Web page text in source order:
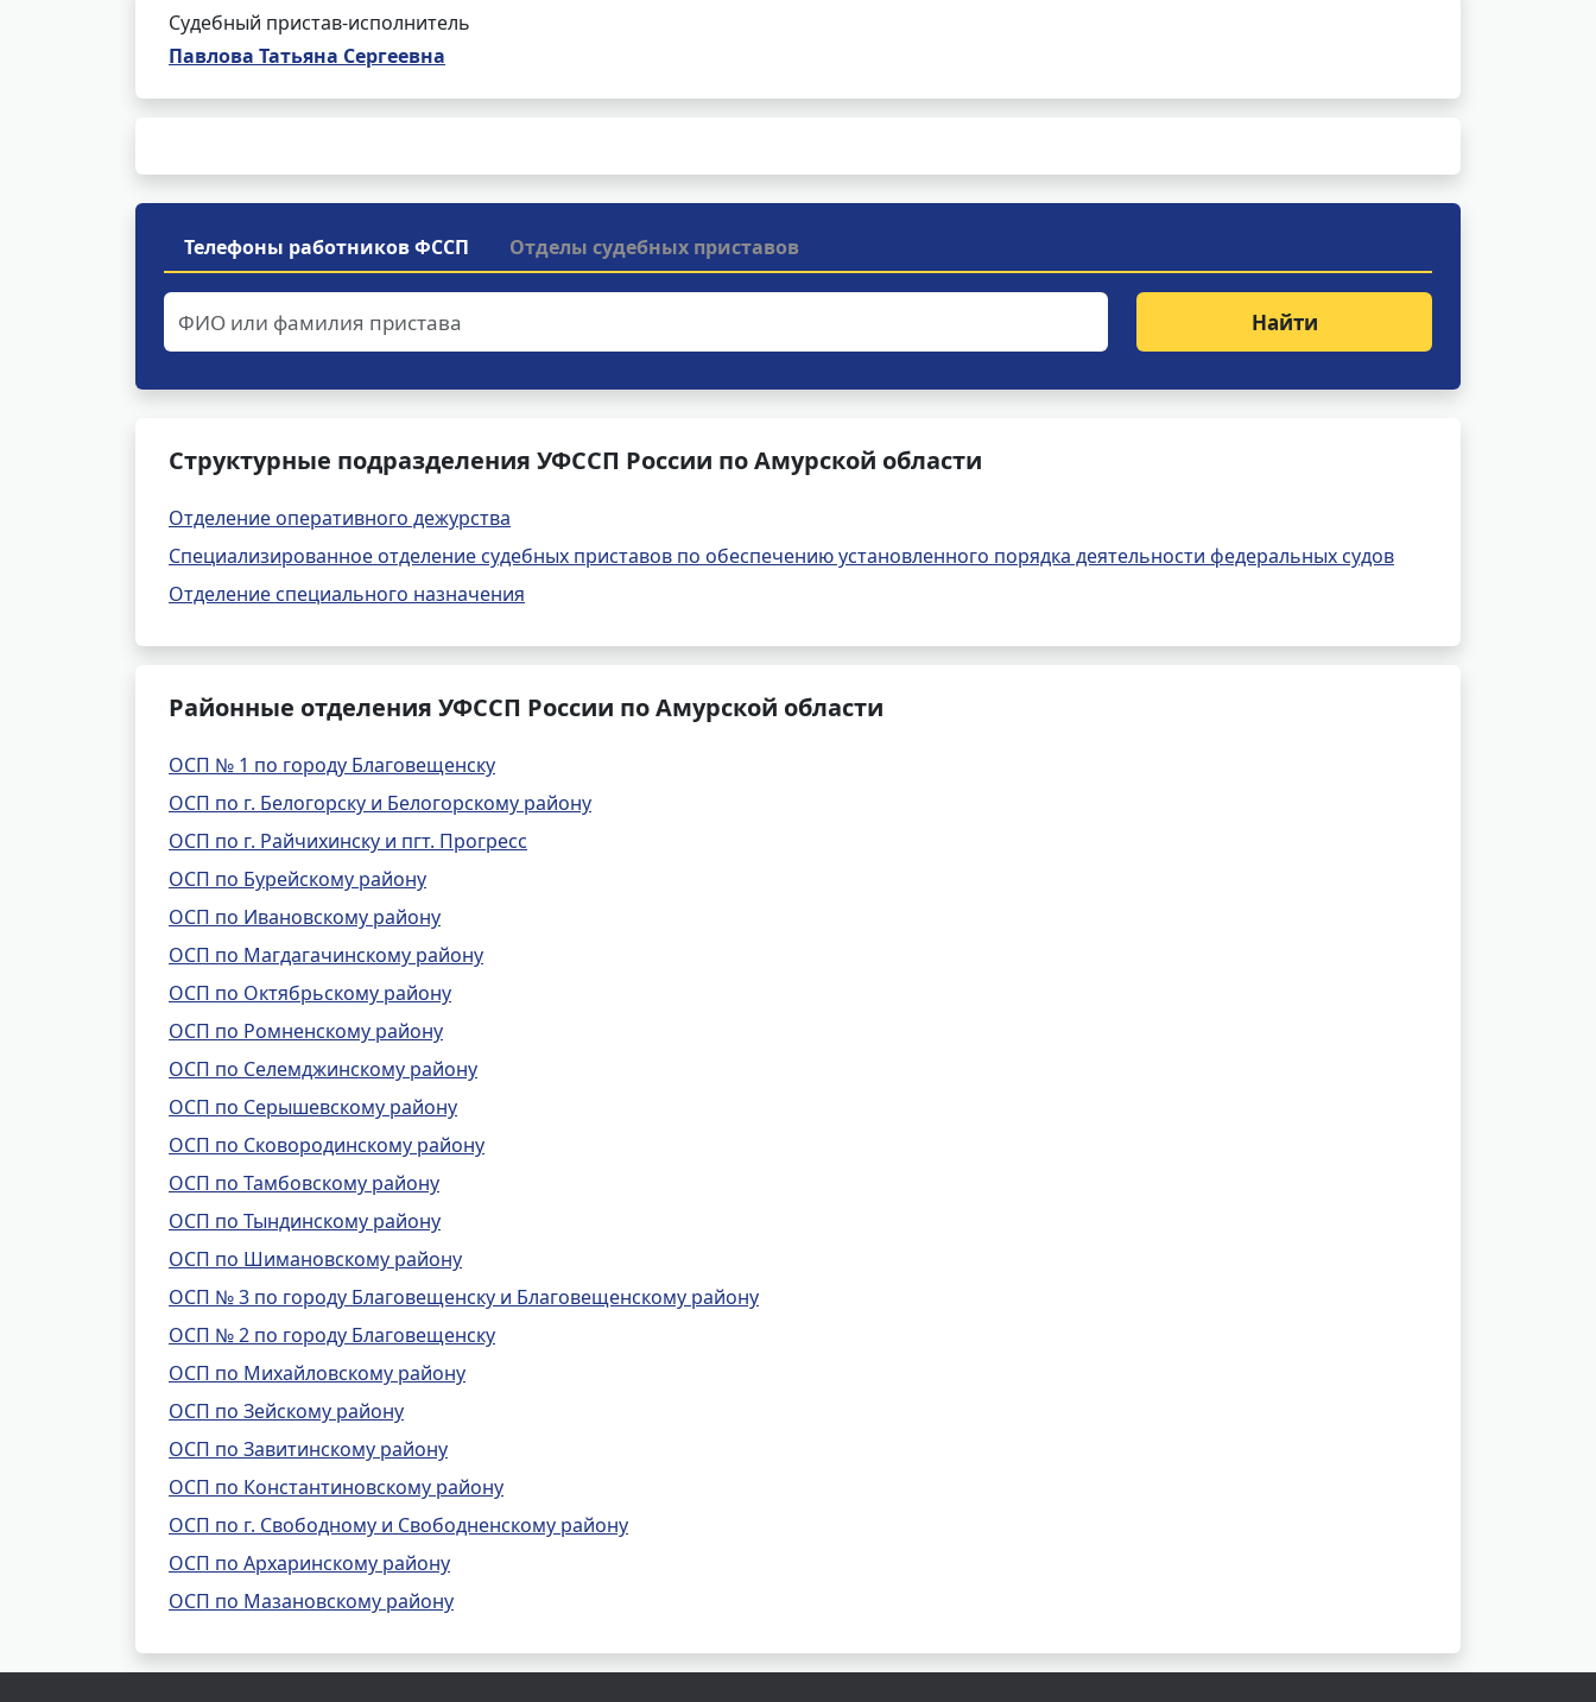
Судебный пристав-исполнитель
Павлова Татьяна Сергеевна
Телефоны работников ФССП Отделы судебных приставов
Найти
Структурные подразделения УФССП России по Амурской области
Отделение оперативного дежурства
Специализированное отделение судебных приставов по обеспечению установленного порядка деятельности федеральных судов
Отделение специального назначения
Районные отделения УФССП России по Амурской области
ОСП № 1 по городу Благовещенску
ОСП по г. Белогорску и Белогорскому району
ОСП по г. Райчихинску и пгт. Прогресс
ОСП по Бурейскому району
ОСП по Ивановскому району
ОСП по Магдагачинскому району
ОСП по Октябрьскому району
ОСП по Ромненскому району
ОСП по Селемджинскому району
ОСП по Серышевскому району
ОСП по Сковородинскому району
ОСП по Тамбовскому району
ОСП по Тындинскому району
ОСП по Шимановскому району
ОСП № 3 по городу Благовещенску и Благовещенскому району
ОСП № 2 по городу Благовещенску
ОСП по Михайловскому району
ОСП по Зейскому району
ОСП по Завитинскому району
ОСП по Константиновскому району
ОСП по г. Свободному и Свободненскому району
ОСП по Архаринскому району
ОСП по Мазановскому району